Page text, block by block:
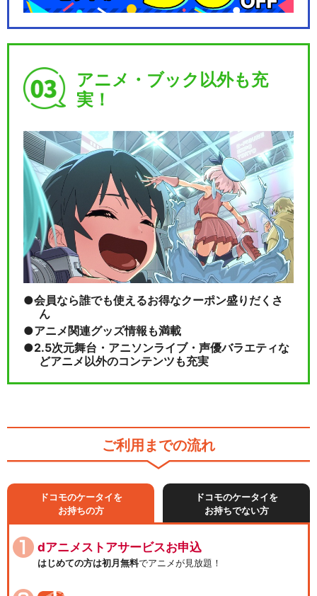
アニメ・ブック以外も充
実！
会員なら誰でも使えるお得なクーポン盛りだくさ
ん
アニメ関連グッズ情報も満載
2.5次元舞台・アニソンライブ・声優バラエティな
どアニメ以外のコンテンツも充実
ご利用までの流れ
ドコモのケータイを
お持ちの方
ドコモのケータイを
お持ちでない方
dアニメストアサービスお申込
はじめての方は初月無料でアニメが見放題！